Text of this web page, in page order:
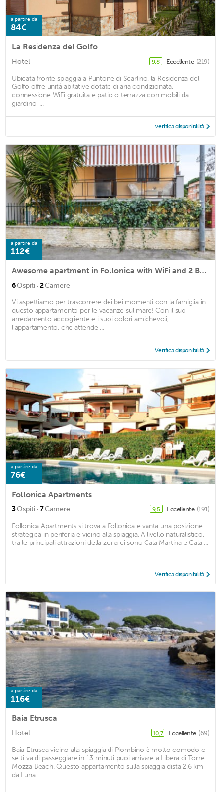
a partire da
84€
La Residenza del Golfo
Hotel 9,8 Eccellente (219)
Ubicata fronte spiaggia a Puntone di Scarlino, la Residenza del
Golfo offre unità abitative dotate di aria condizionata,
connessione WiFi gratuita e patio o terrazza con mobili da
giardino. ...
Verifica disponibilità
a partire da
112€
Awesome apartment in Follonica with WiFi and 2 Bedrooms
6Ospiti · 2Camere
Vi aspettiamo per trascorrere dei bei momenti con la famiglia in
questo appartamento per le vacanze sul mare! Con il suo
arredamento accogliente e i suoi colori amichevoli,
l'appartamento, che attende ...
Verifica disponibilità
a partire da
76€
Follonica Apartments
3Ospiti · 7Camere 9,5 Eccellente (191)
Follonica Apartments si trova a Follonica e vanta una posizione
strategica in periferia e vicino alla spiaggia. A livello naturalistico,
tra le principali attrazioni della zona ci sono Cala Martina e Cala ...
Verifica disponibilità
a partire da
116€
Baia Etrusca
Hotel 10,7 Eccellente (69)
Baia Etrusca vicino alla spiaggia di Piombino è molto comodo e
se ti va di passeggiare in 13 minuti puoi arrivare a Libera di Torre
Mozza Beach. Questo appartamento sulla spiaggia dista 2,6 km
da Luna ...